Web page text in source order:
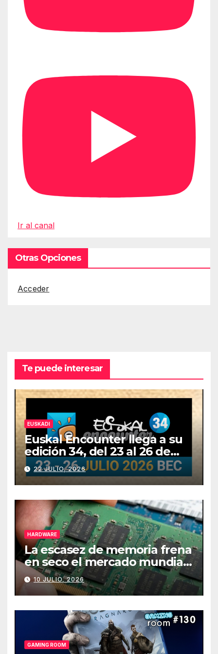
Ir al canal
Otras Opciones
Acceder
Te puede interesar
EUSKADI
Euskal Encounter llega a su
edición 34, del 23 al 26 de
julio
22 JULIO, 2026
HARDWARE
La escasez de memoria frena
en seco el mercado mundial
de PCs
10 JULIO, 2026
GAMING ROOM